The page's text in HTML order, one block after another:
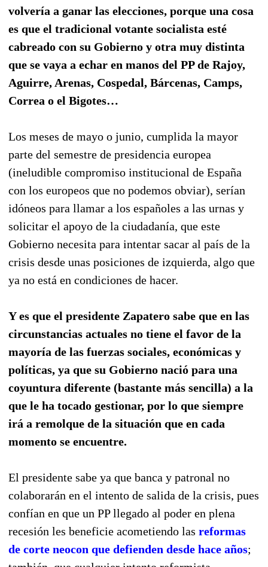
volvería a ganar las elecciones, porque una cosa
es que el tradicional votante socialista esté
cabreado con su Gobierno y otra muy distinta
que se vaya a echar en manos del PP de Rajoy,
Aguirre, Arenas, Cospedal, Bárcenas, Camps,
Correa o el Bigotes…
Los meses de mayo o junio, cumplida la mayor
parte del semestre de presidencia europea
(ineludible compromiso institucional de España
con los europeos que no podemos obviar), serían
idóneos para llamar a los españoles a las urnas y
solicitar el apoyo de la ciudadanía, que este
Gobierno necesita para intentar sacar al país de la
crisis desde unas posiciones de izquierda, algo que
ya no está en condiciones de hacer.
Y es que el presidente Zapatero sabe que en las
circunstancias actuales no tiene el favor de la
mayoría de las fuerzas sociales, económicas y
políticas, ya que su Gobierno nació para una
coyuntura diferente (bastante más sencilla) a la
que le ha tocado gestionar, por lo que siempre
irá a remolque de la situación que en cada
momento se encuentre.
El presidente sabe ya que banca y patronal no
colaborarán en el intento de salida de la crisis, pues
confían en que un PP llegado al poder en plena
recesión les beneficie acometiendo las reformas
de corte neocon que defienden desde hace años;